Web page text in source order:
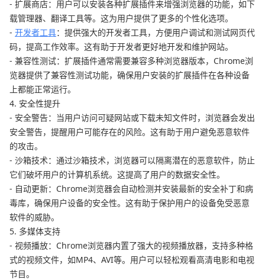
- 扩展商店：用户可以安装各种扩展插件来增强浏览器的功能，如下
载管理器、翻译工具等。这为用户提供了更多的个性化选项。
- 开发者工具：提供强大的开发者工具，方便用户调试和测试网页代
码，提高工作效率。这有助于开发者更好地开发和维护网站。
- 兼容性测试：扩展插件通常需要兼容多种浏览器版本，Chrome浏
览器提供了兼容性测试功能，确保用户安装的扩展插件在各种设备
上都能正常运行。
4. 安全性提升
- 安全警告：当用户访问可疑网站或下载未知文件时，浏览器会发出
安全警告，提醒用户可能存在的风险。这有助于用户避免恶意软件
的攻击。
- 沙箱技术：通过沙箱技术，浏览器可以隔离潜在的恶意软件，防止
它们破坏用户的计算机系统。这提高了用户的数据安全性。
- 自动更新：Chrome浏览器会自动检测并安装最新的安全补丁和病
毒库，确保用户设备的安全性。这有助于保护用户的设备免受恶意
软件的威胁。
5. 多媒体支持
- 视频播放：Chrome浏览器内置了强大的视频播放器，支持多种格
式的视频文件，如MP4、AVI等。用户可以轻松观看高清电影和电视
节目。